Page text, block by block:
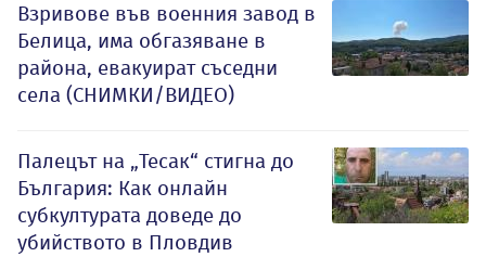
Взривове във военния завод в
Белица, има обгазяване в
района, евакуират съседни
села (СНИМКИ/ВИДЕО)
Палецът на „Тесак“ стигна до
България: Как онлайн
субкултурата доведе до
убийството в Пловдив